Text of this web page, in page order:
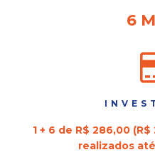
6
1 + 6 de R$ 286,00
realizados